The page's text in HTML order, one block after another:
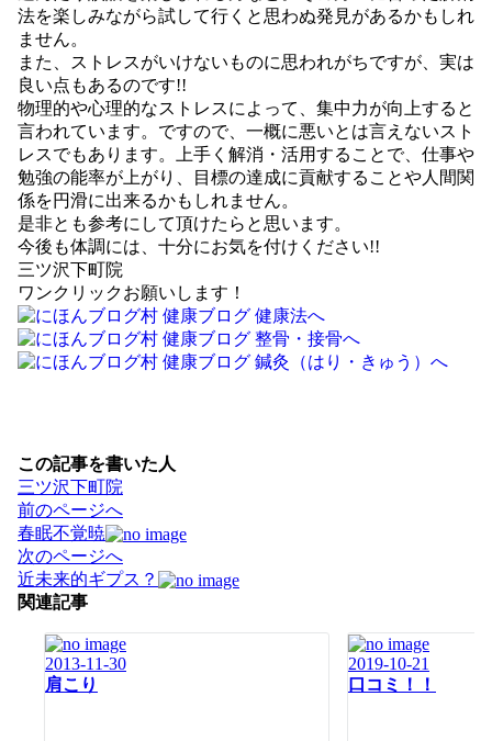
法を楽しみながら試して行くと思わぬ発見があるかもしれ
ません。
また、ストレスがいけないものに思われがちですが、実は
良い点もあるのです!!
物理的や心理的なストレスによって、集中力が向上すると
言われています。ですので、一概に悪いとは言えないスト
レスでもあります。上手く解消・活用することで、仕事や
勉強の能率が上がり、目標の達成に貢献することや人間関
係を円滑に出来るかもしれません。
是非とも参考にして頂けたらと思います。
今後も体調には、十分にお気を付けください!!
三ツ沢下町院
ワンクリックお願いします！
この記事を書いた人
三ツ沢下町院
投
稿
ナ
ビ
ゲ
前のページへ
春眠不覚暁
次のページへ
近未来的ギプス？
関連記事
2013-11-30
肩こり
2019-10-21
口コミ！！